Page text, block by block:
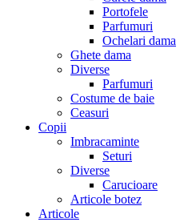
Portofele
Parfumuri
Ochelari dama
Ghete dama
Diverse
Parfumuri
Costume de baie
Ceasuri
Copii
Imbracaminte
Seturi
Diverse
Carucioare
Articole botez
Articole